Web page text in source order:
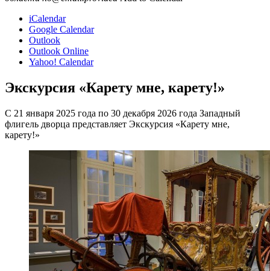
iCalendar
Google Calendar
Outlook
Outlook Online
Yahoo! Calendar
Экскурсия «Карету мне, карету!»
С 21 января 2025 года по 30 декабря 2026 года Западный
флигель дворца представляет Экскурсия «Карету мне,
карету!»